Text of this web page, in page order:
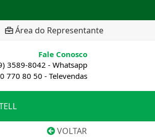
Área do Representante
Fale Conosco
3589-8042 - Whatsapp
770 80 50 - Televendas
VOLTAR